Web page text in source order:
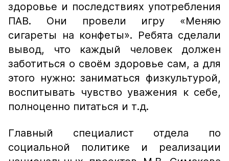
здоровье и последствиях употребления
ПАВ. Они провели игру «Меняю
сигареты на конфеты». Ребята сделали
вывод, что каждый человек должен
заботиться о своём здоровье сам, а для
этого нужно: заниматься физкультурой,
воспитывать чувство уважения к себе,
полноценно питаться и т.д.
Главный специалист отдела по
социальной политике и реализации